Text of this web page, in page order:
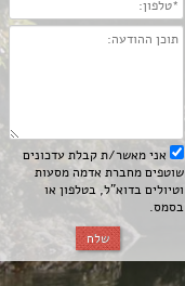
אני מאשר/ת קבלת עדכונים
שוטפים מחברת אדמה מסעות
וטיולים בדוא”ל, בטלפון או
בסמס.
שלח